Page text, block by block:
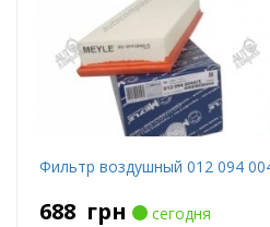
Фильтр воздушный 012 094
688 грн
сегодня